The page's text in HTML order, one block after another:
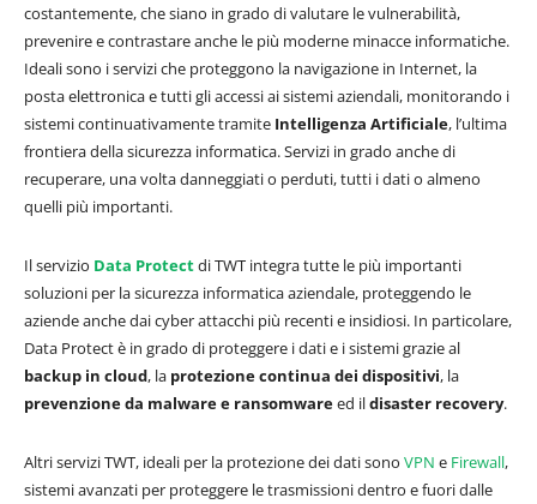
costantemente, che siano in grado di valutare le vulnerabilità,
prevenire e contrastare anche le più moderne minacce informatiche.
Ideali sono i servizi che proteggono la navigazione in Internet, la
posta elettronica e tutti gli accessi ai sistemi aziendali, monitorando i
sistemi continuativamente tramite Intelligenza Artificiale, l’ultima
frontiera della sicurezza informatica. Servizi in grado anche di
recuperare, una volta danneggiati o perduti, tutti i dati o almeno
quelli più importanti.
Il servizio Data Protectdi TWT integra tutte le più importanti
soluzioni per la sicurezza informatica aziendale, proteggendo le
aziende anche dai cyber attacchi più recenti e insidiosi. In particolare,
Data Protect è in grado di proteggere i dati e i sistemi grazie al
backup in cloud, la protezione continua dei dispositivi, la
prevenzione da malware e ransomwareed ildisaster recovery.
Altri servizi TWT, ideali per la protezione dei dati sono VPN e Firewall,
sistemi avanzati per proteggere le trasmissioni dentro e fuori dalle